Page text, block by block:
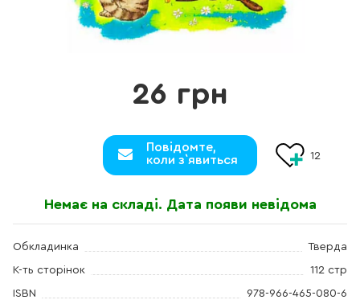
26 грн
Повідомте,
коли з`явиться
12
Немає на складі. Дата появи невідома
Обкладинка Тверда
К-ть сторінок 112 стр
ISBN 978-966-465-080-6